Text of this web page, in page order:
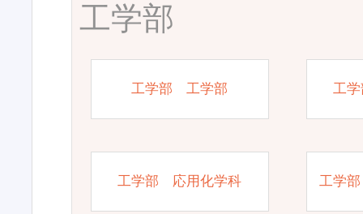
工学部
工学部 工学部 工
工学部 応用化学科 工学